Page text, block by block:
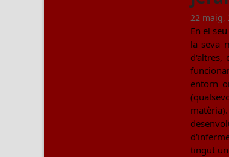
22 maig,
En el
la seva
d'altres,
entorn
tingut